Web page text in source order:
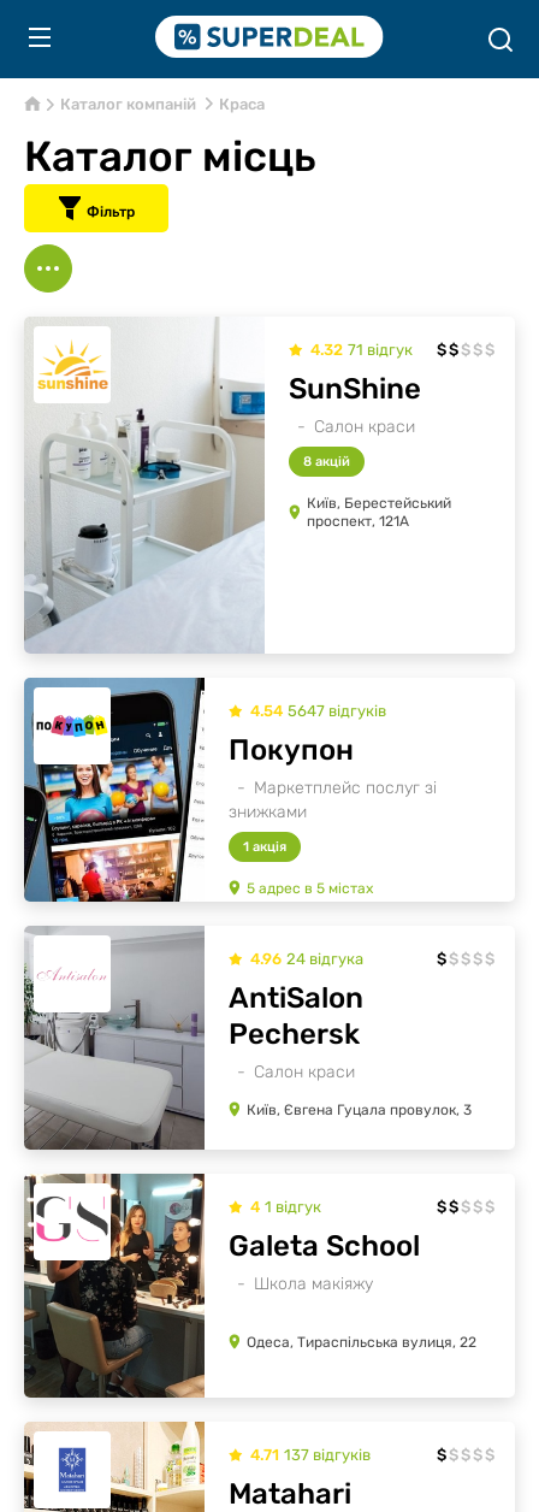
Каталог компаній Краса
Каталог місць
Фільтр
4.32 71 відгук $$ $ $ $
Салон краси
SunShine
8 акцій
Київ, Берестейський
проспект, 121А
4.54 5647 відгуків
Маркетплейс послуг зі
знижками
Покупон
1 акція
5 адрес в 5 містах
4.96 24 відгукa $ $ $ $ $
Салон краси
AntiSalon
Pechersk
Київ, Євгена Гуцала провулок, 3
4 1 відгук $$ $ $ $
Школа макіяжу
Galeta School
Одеса, Тираспільська вулиця, 22
4.71 137 відгуків $ $ $ $ $
Matahari